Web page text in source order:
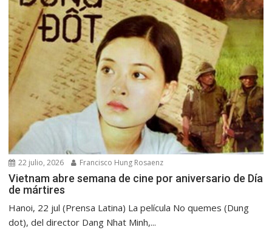
22 julio, 2026 Francisco Hung Rosaenz
Vietnam abre semana de cine por aniversario de Día
de mártires
Hanoi, 22 jul (Prensa Latina) La película No quemes (Dung
dot), del director Dang Nhat Minh,...